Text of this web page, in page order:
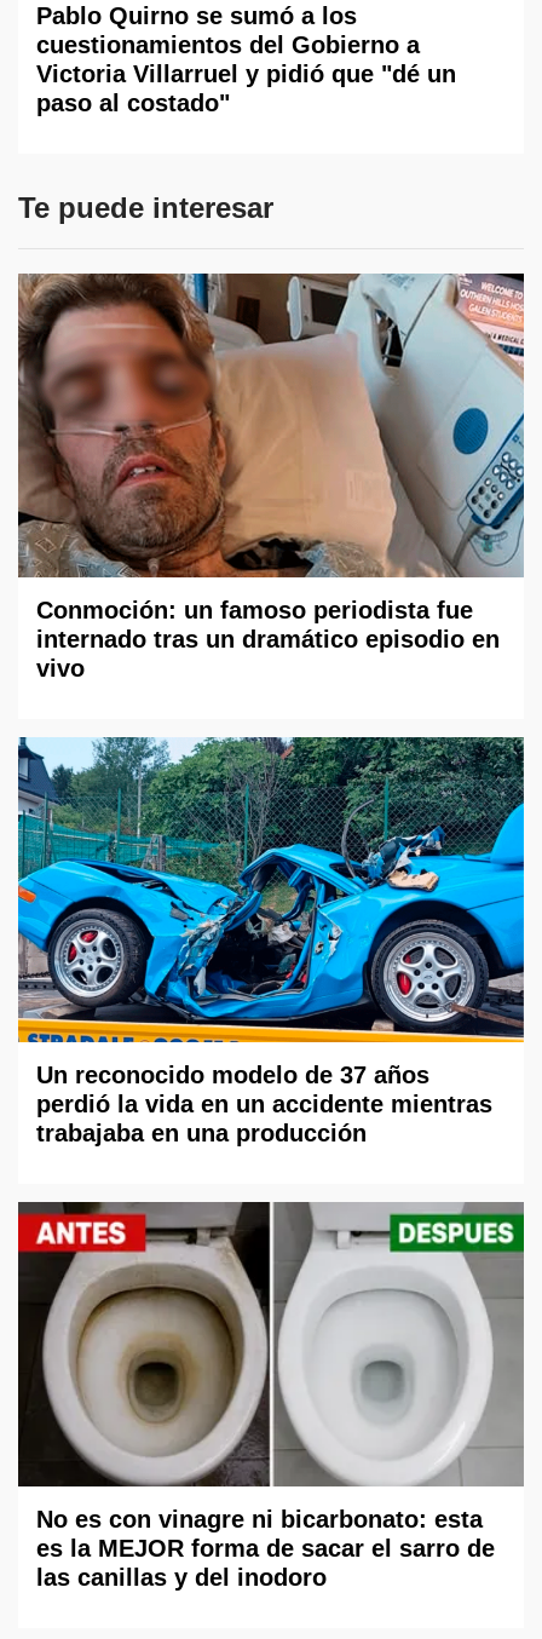
Pablo Quirno se sumó a los
cuestionamientos del Gobierno a
Victoria Villarruel y pidió que "dé un
paso al costado"
Te puede interesar
Conmoción: un famoso periodista fue
internado tras un dramático episodio en
vivo
Un reconocido modelo de 37 años
perdió la vida en un accidente mientras
trabajaba en una producción
No es con vinagre ni bicarbonato: esta
es la MEJOR forma de sacar el sarro de
las canillas y del inodoro